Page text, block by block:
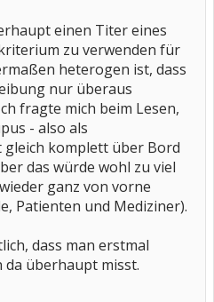
einen Titer eines
zu verwenden für
heterogen ist, dass
nur überaus
fragte mich beim Lesen,
- also als
komplett über Bord
das würde wohl zu viel
ganz von vorne
Patienten und Mediziner).
dass man erstmal
da überhaupt misst.